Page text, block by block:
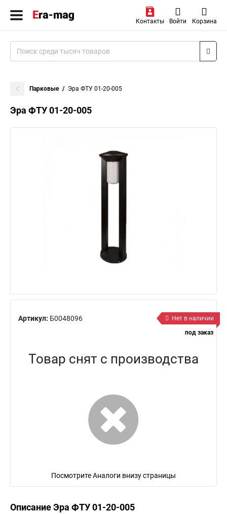
Контакты Войти Корзина
Парковые Эра ФТУ 01-20-005
Эра ФТУ 01-20-005
Артикул: Б0048096
Нет в наличии
под заказ
Товар снят с производства
Посмотрите Аналоги внизу страницы
Описание Эра ФТУ 01-20-005